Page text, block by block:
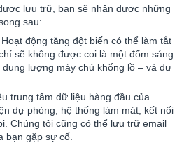
lưu trữ, bạn sẽ nhận được những
sau:
Hoạt động tăng đột biến có thể làm tắt
sẽ không được coi là một đốm sáng
lượng máy chủ khổng lồ – và dư
trung tâm dữ liệu hàng đầu của
dự phòng, hệ thống làm mát, kết nối
Chúng tôi cũng có thể lưu trữ email
bạn gặp sự cố.